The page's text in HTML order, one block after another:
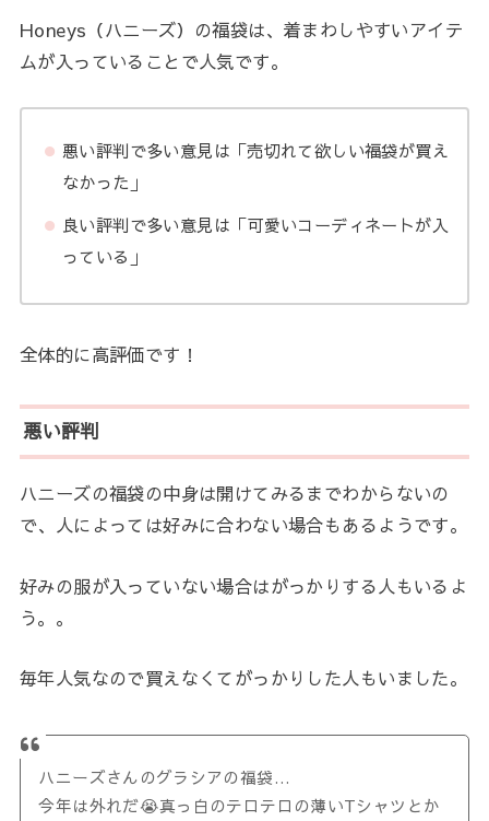
Honeys（ハニーズ）の福袋は、着まわしやすいアイテ
ムが入っていることで人気です。
悪い評判で多い意見は「売切れて欲しい福袋が買え
なかった」
良い評判で多い意見は「可愛いコーディネートが入
っている」
全体的に高評価です！
悪い評判
ハニーズの福袋の中身は開けてみるまでわからないの
で、人によっては好みに合わない場合もあるようです。
好みの服が入っていない場合はがっかりする人もいるよ
う。。
毎年人気なので買えなくてがっかりした人もいました。
ハニーズさんのグラシアの福袋…
今年は外れだ😭真っ白のテロテロの薄いTシャツとか